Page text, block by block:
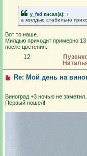
y_fed писал(а): ↑
а милдью стабильно
Вот то наше.
Милдью приходит примерно
после цветения.
12
Re: Мой день на
Виноград +3 ночью не заметил.
Первый пошел!